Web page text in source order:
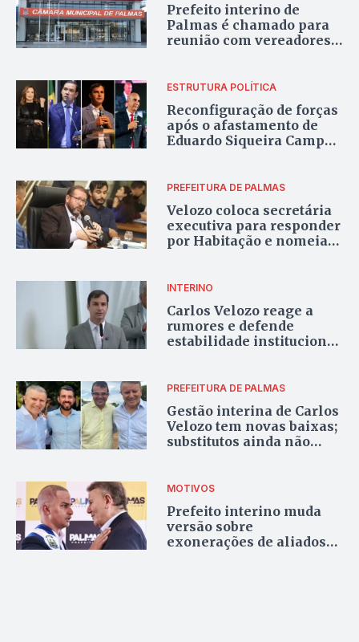
Prefeito interino de
Palmas é chamado para
reunião com vereadores
sido debatido
ESTRUTURA POLÍTICA
Reconfiguração de forças
após o afastamento de
Eduardo Siqueira Campos
PREFEITURA DE PALMAS
Velozo coloca secretária
executiva para responder
por Habitação e nomeia
da pasta
INTERINO
Carlos Velozo reage a
rumores e defende
estabilidade institucional
PREFEITURA DE PALMAS
Gestão interina de Carlos
Velozo tem novas baixas;
substitutos ainda não
MOTIVOS
Prefeito interino muda
versão sobre
exonerações de aliados